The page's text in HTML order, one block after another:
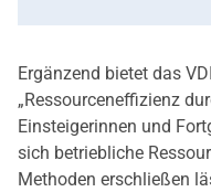
Ergänzend bietet das
„Ressourceneffizienz
Einsteigerinnen und
sich betriebliche
Methoden erschließen